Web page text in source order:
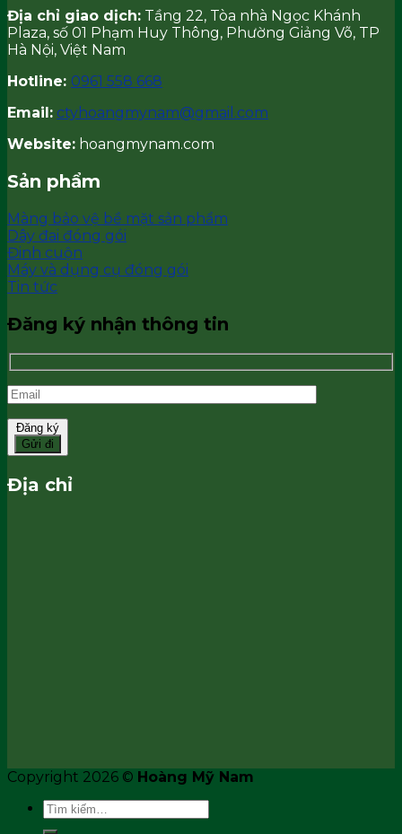
Địa chỉ giao dịch: Tầng 22, Tòa nhà Ngọc Khánh
Plaza, số 01 Phạm Huy Thông, Phường Giảng Võ, TP
Hà Nội, Việt Nam
Hotline: 0961 558 668
Email: ctyhoangmynam@gmail.com
Website: hoangmynam.com
Sản phẩm
Màng bảo vệ bề mặt sản phẩm
Dây đai đóng gói
Đinh cuộn
Máy và dụng cụ đóng gói
Tin tức
Đăng ký nhận thông tin
Đăng ký
Địa chỉ
Copyright 2026 © Hoàng Mỹ Nam
Tìm
kiếm: